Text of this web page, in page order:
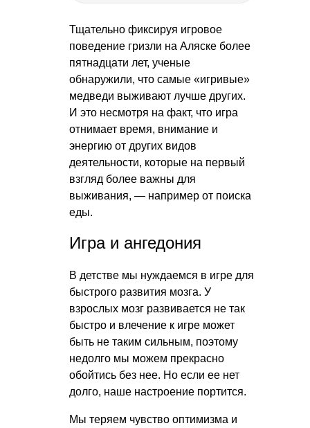
Тщательно фиксируя игровое
поведение гризли на Аляске более
пятнадцати лет, ученые
обнаружили, что самые «игривые»
медведи выживают лучше других.
И это несмотря на факт, что игра
отнимает время, внимание и
энергию от других видов
деятельности, которые на первый
взгляд более важны для
выживания, — например от поиска
еды.
Игра и ангедония
В детстве мы нуждаемся в игре для
быстрого развития мозга. У
взрослых мозг развивается не так
быстро и влечение к игре может
быть не таким сильным, поэтому
недолго мы можем прекрасно
обойтись без нее. Но если ее нет
долго, наше настроение портится.
Мы теряем чувство оптимизма и